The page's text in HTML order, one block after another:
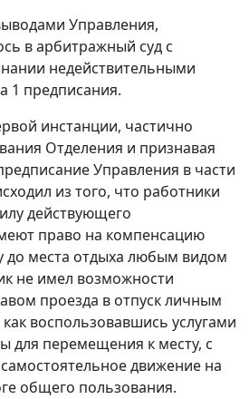
Управления,
в арбитражный суд с
недействительными
1 предписания.
инстанции, частично
Отделения и признавая
Управления в части
из того, что работники
действующего
право на компенсацию
до места отдыха любым видом
не имел возможности
проезда в отпуск личным
воспользовавшись услугами
для перемещения к месту, с
движение на
общего пользования.